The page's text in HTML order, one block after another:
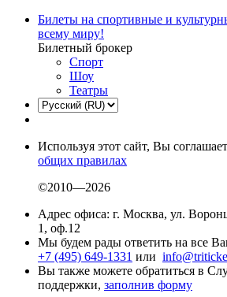
Билеты на спортивные и
всему миру!
Билетный брокер
Спорт
Шоу
Театры
Используя этот сайт, Вы
общих правилах
©2010—2026
Адрес офиса: г. Москва, ул.
1, оф.12
Мы будем рады ответить на все
+7 (495) 649-1331 или
Вы также можете обратиться в
поддержки, заполнив форму